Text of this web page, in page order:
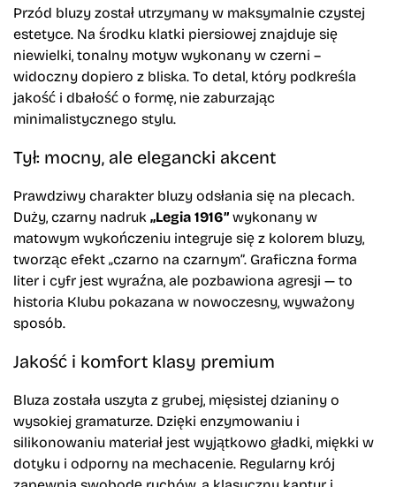
Przód bluzy został utrzymany w maksymalnie czystej
estetyce. Na środku klatki piersiowej znajduje się
niewielki, tonalny motyw wykonany w czerni –
widoczny dopiero z bliska. To detal, który podkreśla
jakość i dbałość o formę, nie zaburzając
minimalistycznego stylu.
Tył: mocny, ale elegancki akcent
Prawdziwy charakter bluzy odsłania się na plecach.
Duży, czarny nadruk„Legia 1916”wykonany w
matowym wykończeniu integruje się z kolorem bluzy,
tworząc efekt „czarno na czarnym”. Graficzna forma
liter i cyfr jest wyraźna, ale pozbawiona agresji — to
historia Klubu pokazana w nowoczesny, wyważony
sposób.
Jakość i komfort klasy premium
Bluza została uszyta z grubej, mięsistej dzianiny o
wysokiej gramaturze. Dzięki enzymowaniu i
silikonowaniu materiał jest wyjątkowo gładki, miękki w
dotyku i odporny na mechacenie. Regularny krój